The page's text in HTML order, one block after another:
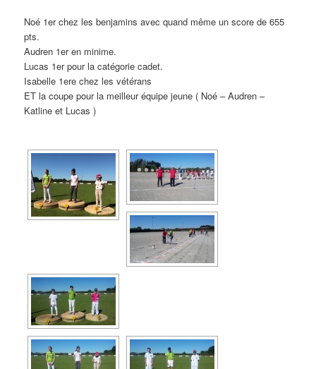
Noé 1er chez les benjamins avec quand même un score de 655
pts.
Audren 1er en minime.
Lucas 1er pour la catégorie cadet.
Isabelle 1ere chez les vétérans
ET la coupe pour la meilleur équipe jeune ( Noé – Audren –
Katline et Lucas )